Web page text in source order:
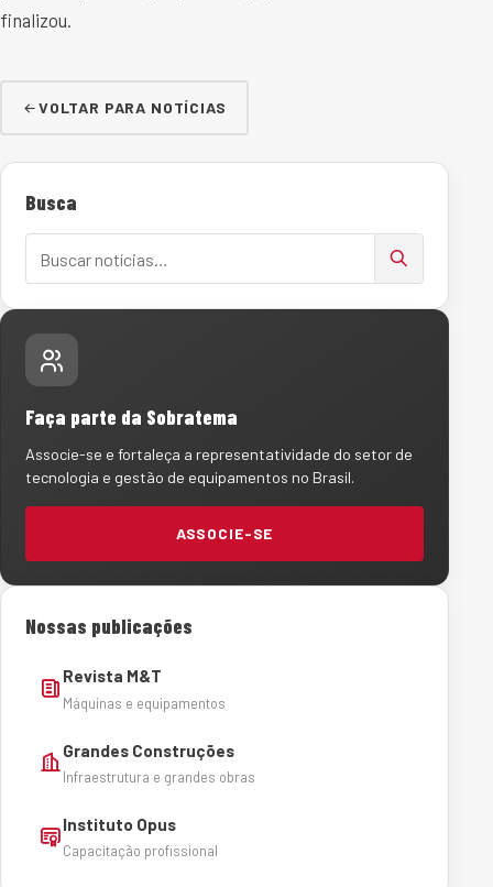
finalizou.
VOLTAR PARA NOTÍCIAS
Busca
Faça parte da Sobratema
Associe-se e fortaleça a representatividade do setor de
tecnologia e gestão de equipamentos no Brasil.
ASSOCIE-SE
Nossas publicações
Revista M&T
Máquinas e equipamentos
Grandes Construções
Infraestrutura e grandes obras
Instituto Opus
Capacitação profissional